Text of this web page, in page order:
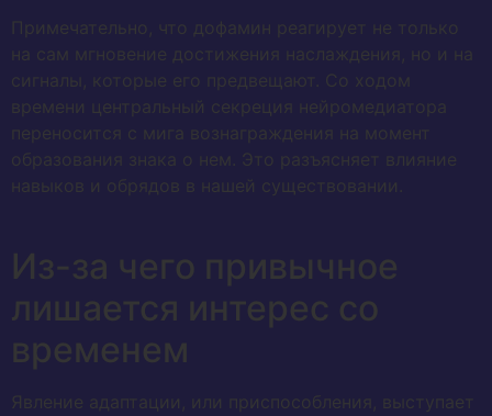
Примечательно, что дофамин реагирует не только
на сам мгновение достижения наслаждения, но и на
сигналы, которые его предвещают. Со ходом
времени центральный секреция нейромедиатора
переносится с мига вознаграждения на момент
образования знака о нем. Это разъясняет влияние
навыков и обрядов в нашей существовании.
Из-за чего привычное
лишается интерес со
временем
Явление адаптации, или приспособления, выступает